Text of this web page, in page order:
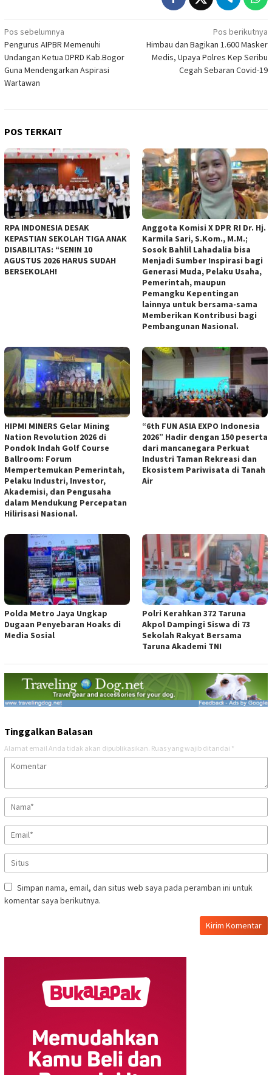
Navigasi
pos
Pos sebelumnya
Pengurus AIPBR Memenuhi
Undangan Ketua DPRD Kab.Bogor
Guna Mendengarkan Aspirasi
Wartawan
Pos berikutnya
Himbau dan Bagikan 1.600 Masker
Medis, Upaya Polres Kep Seribu
Cegah Sebaran Covid-19
POS TERKAIT
RPA INDONESIA DESAK
KEPASTIAN SEKOLAH TIGA ANAK
DISABILITAS: “SENIN 10
AGUSTUS 2026 HARUS SUDAH
BERSEKOLAH!
Anggota Komisi X DPR RI Dr. Hj.
Karmila Sari, S.Kom., M.M.;
Sosok Bahlil Lahadalia bisa
Menjadi Sumber Inspirasi bagi
Generasi Muda, Pelaku Usaha,
Pemerintah, maupun
Pemangku Kepentingan
lainnya untuk bersama-sama
Memberikan Kontribusi bagi
Pembangunan Nasional.
HIPMI MINERS Gelar Mining
Nation Revolution 2026 di
Pondok Indah Golf Course
Ballroom: Forum
Mempertemukan Pemerintah,
Pelaku Industri, Investor,
Akademisi, dan Pengusaha
dalam Mendukung Percepatan
Hilirisasi Nasional.
“6th FUN ASIA EXPO Indonesia
2026” Hadir dengan 150 peserta
dari mancanegara Perkuat
Industri Taman Rekreasi dan
Ekosistem Pariwisata di Tanah
Air
Polda Metro Jaya Ungkap
Dugaan Penyebaran Hoaks di
Media Sosial
Polri Kerahkan 372 Taruna
Akpol Dampingi Siswa di 73
Sekolah Rakyat Bersama
Taruna Akademi TNI
Tinggalkan Balasan
Alamat email Anda tidak akan dipublikasikan. Ruas yang wajib ditandai *
Simpan nama, email, dan situs web saya pada peramban ini untuk
komentar saya berikutnya.